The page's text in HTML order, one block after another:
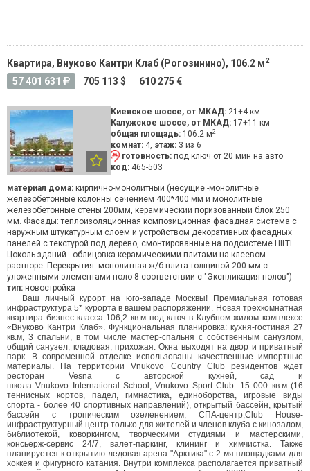
Квартира, Внуково Кантри Клаб (Рогозинино), 106.2 м2
57 401 631 705 113 $ 610 275 €
Киевское шоссе, от МКАД: 21+4 км
Калужское шоссе, от МКАД: 17+11 км
общая площадь: 106.2 м2
комнат: 4, этаж: 3 из 6
готовность: под ключ от 20 мин на авто
код: 465-503
материал дома: кирпично-монолитный (несущие -монолитные
железобетонные колонны сечением 400*400 мм и монолитные
железобетонные стены 200мм, керамический поризованный блок 250
мм. Фасады: теплоизоляционная композиционная фасадная система с
наружным штукатурным слоем и устройством декоративных фасадных
панелей с текстурой под дерево, смонтированные на подсистеме HILTI.
Цоколь зданий - облицовка керамическими плитами на клеевом
растворе. Перекрытия: монолитная ж/б плита толщиной 200 мм с
уложенными элементами поло 8 соответствии с "Экспликация полов")
тип: новостройка
Ваш личный курорт на юго-западе Москвы! Премиальная готовая
инфраструктура 5* курорта в вашем распоряжении. Новая трехкомнатная
квартира бизнес-класса 106,2 кв.м под ключ в Клубном жилом комплексе
«Внуково Кантри Клаб». Функциональная планировка: кухня-гостиная 27
кв.м, 3 спальни, в том числе мастер-спальня с собственным санузлом,
общий санузел, кладовая, прихожая. Окна выходят на двор и приватный
парк. В современной отделке использованы качественные импортные
материалы. На территории Vnukovo Country Club резидентов ждет
ресторан Vesna с авторской кухней, сад и
школа Vnukovo International School, Vnukovo Sport Club -15 000 кв.м (16
теннисных кортов, падел, гимнастика, единоборства, игровые виды
спорта - более 40 спортивных направлений), открытый бассейн, крытый
бассейн с тропическим озеленением, СПА-центр,Club House-
инфраструктурный центр только для жителей и членов клуба с кинозалом,
библиотекой, коворкингом, творческими студиями и мастерскими,
консьерж-сервис 24/7, валет-паркинг, клининг и химчистка. Также
планируется к открытию ледовая арена "Арктика" с 2-мя площадками для
хоккея и фигурного катания. Внутри комплекса располагается приватный